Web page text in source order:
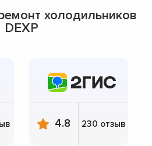
холодильников
DEXP
4.8 230 отзыв